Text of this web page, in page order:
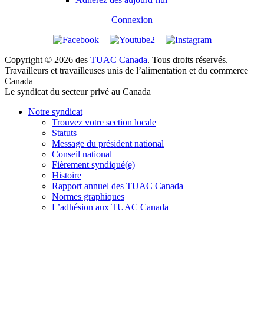
Connexion
Copyright © 2026 des TUAC Canada. Tous droits réservés.
Travailleurs et travailleuses unis de l’alimentation et du commerce
Canada
Le syndicat du secteur privé au Canada
Notre syndicat
Trouvez votre section locale
Statuts
Message du président national
Conseil national
Fièrement syndiqué(e)
Histoire
Rapport annuel des TUAC Canada
Normes graphiques
L’adhésion aux TUAC Canada